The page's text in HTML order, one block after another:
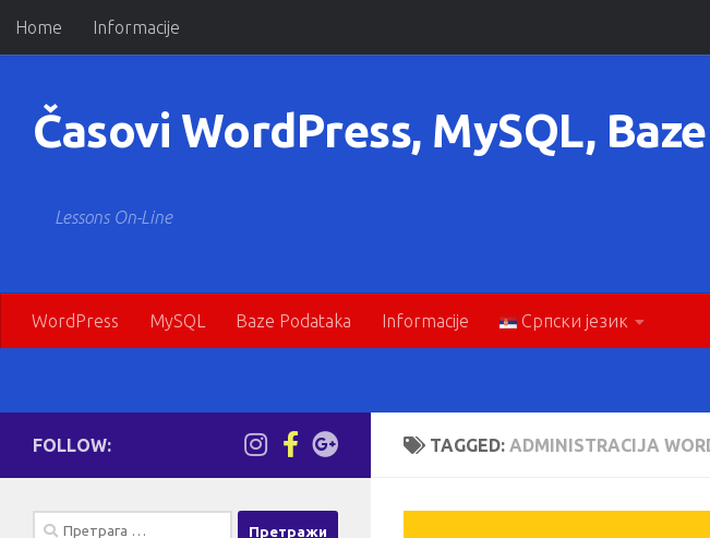
Skip to content
Home Informacije
Časovi WordPress, MySQL,
Lessons On-Line
WordPress MySQL Baze Podataka Informacije Српски језик
TAGGED: ADMINISTRACIJA
FOLLOW:
Претрага